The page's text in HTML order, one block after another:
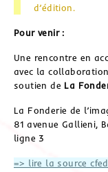
d’édition.
Pour venir :
Une rencontre en
avec la
soutien de La
La Fonderie de
81 avenue Gallieni,
ligne 3
=> lire la source